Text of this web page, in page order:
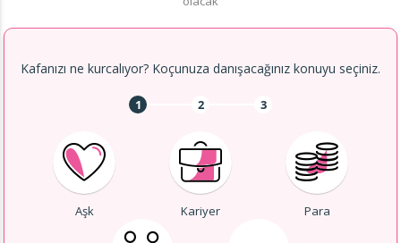
Kafanızı ne kurcalıyor? Koçunuza danışacağınız konuyu seçiniz.
1 2 3
Aşk Kariyer Para